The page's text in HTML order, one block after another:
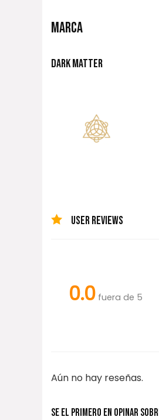
MARCA
DARK MATTER
USER REVIEWS
0.0 fuera de 5
Aún no hay reseñas.
Se el primero en opinar sobre